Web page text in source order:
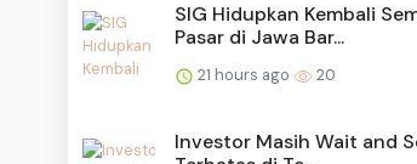
SIG Hidupkan Kembali
Pasar di Jawa Bar...
21 hours ago 20
Investor Masih Wait and